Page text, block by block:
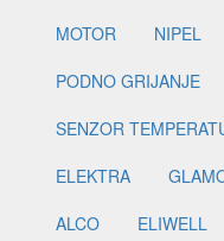
MOTOR
NIPEL
PODNO GRIJANJE
SENZOR
ELEKTRA
ALCO
ELIWELL